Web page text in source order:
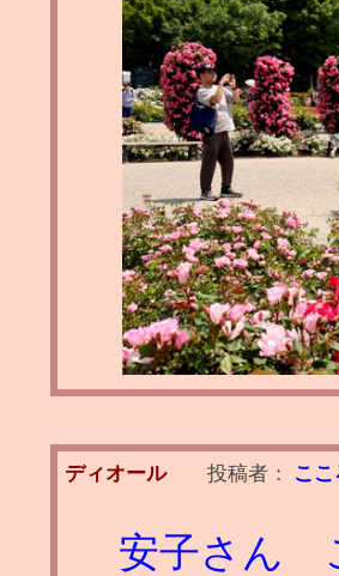
ディオール 投稿者： ここ
安子さん